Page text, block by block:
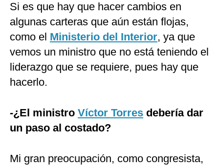
Si es que hay que hacer cambios en
algunas carteras que aún están flojas,
como el Ministerio del Interior, ya que
vemos un ministro que no está teniendo el
liderazgo que se requiere, pues hay que
hacerlo.
-¿El ministro Víctor Torres debería dar
un paso al costado?
Mi gran preocupación, como congresista,